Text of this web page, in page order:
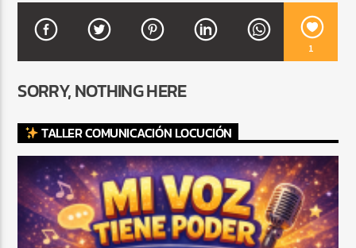
TITLE
CURRENT SHOW
MEZCLA TROPICAL Y SALSA
1:00 PM 3:00 PM
1
SORRY, NOTHING HERE
TALLER COMUNICACIÓN LOCUCIÓN